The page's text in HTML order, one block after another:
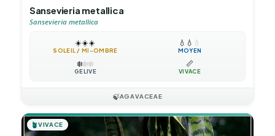
Sansevieria metallica
Sansevieria metallica
☀️☀️☀️
SOLEIL / MI-OMBRE
💧 💧 💧
MOYEN
❄️❄️❄️
GÉLIVE
📏
VIVACE
🍃AGAVACEAE
🪴VIVACE